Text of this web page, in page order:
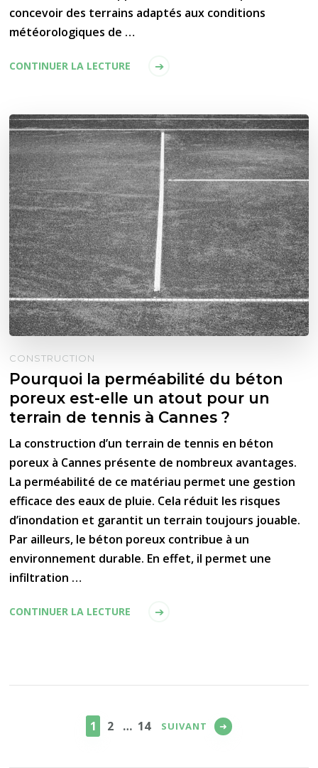
concevoir des terrains adaptés aux conditions
météorologiques de …
CONTINUER LA LECTURE
CONSTRUCTION
Pourquoi la perméabilité du béton
poreux est-elle un atout pour un
terrain de tennis à Cannes ?
La construction d’un terrain de tennis en béton
poreux à Cannes présente de nombreux avantages.
La perméabilité de ce matériau permet une gestion
efficace des eaux de pluie. Cela réduit les risques
d’inondation et garantit un terrain toujours jouable.
Par ailleurs, le béton poreux contribue à un
environnement durable. En effet, il permet une
infiltration …
CONTINUER LA LECTURE
PAGE
1 PAGE
2 … PAGE
14 SUIVANT